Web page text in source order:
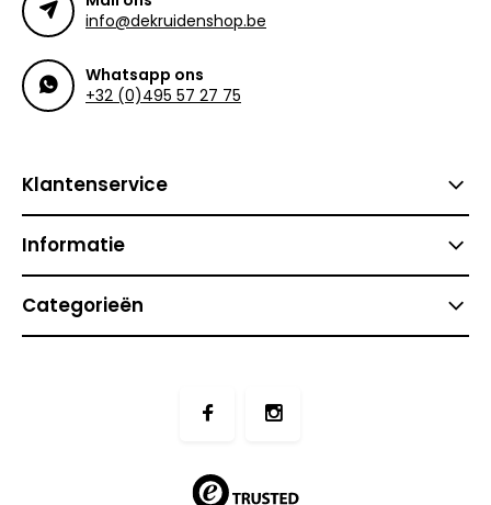
info@dekruidenshop.be
Whatsapp ons
+32 (0)495 57 27 75
Klantenservice
Informatie
Categorieën